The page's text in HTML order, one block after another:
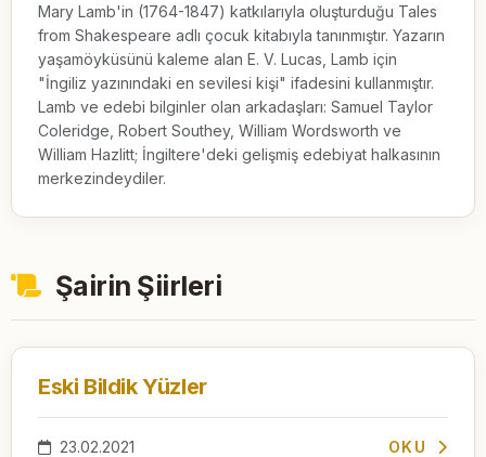
Mary Lamb'in (1764-1847) katkılarıyla oluşturduğu Tales
from Shakespeare adlı çocuk kitabıyla tanınmıştır. Yazarın
yaşamöyküsünü kaleme alan E. V. Lucas, Lamb için
"İngiliz yazınındaki en sevilesi kişi" ifadesini kullanmıştır.
Lamb ve edebi bilginler olan arkadaşları: Samuel Taylor
Coleridge, Robert Southey, William Wordsworth ve
William Hazlitt; İngiltere'deki gelişmiş edebiyat halkasının
merkezindeydiler.
Şairin Şiirleri
Eski Bildik Yüzler
23.02.2021 OKU